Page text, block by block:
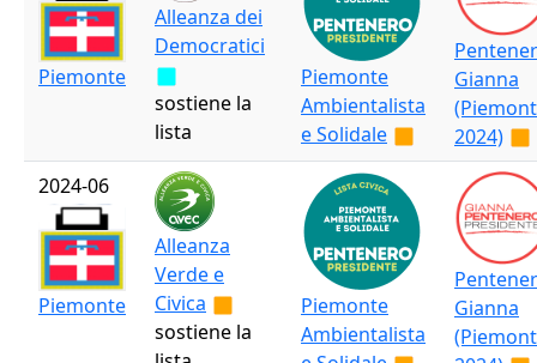
Piemonte
Alleanza dei
Democratici
sostiene la
lista
Piemonte
Ambientalista
e Solidale
Gianna
2024)
2024-06
Piemonte
Alleanza
Verde e
Civica
sostiene la
Piemonte
Ambientalista
Gianna